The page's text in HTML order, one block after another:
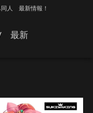
同人 最新情報！
最新